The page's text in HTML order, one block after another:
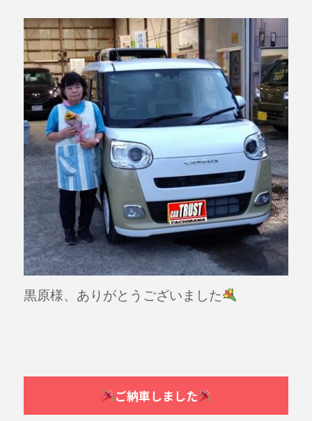
黒原様、ありがとうございました
ご納車しました